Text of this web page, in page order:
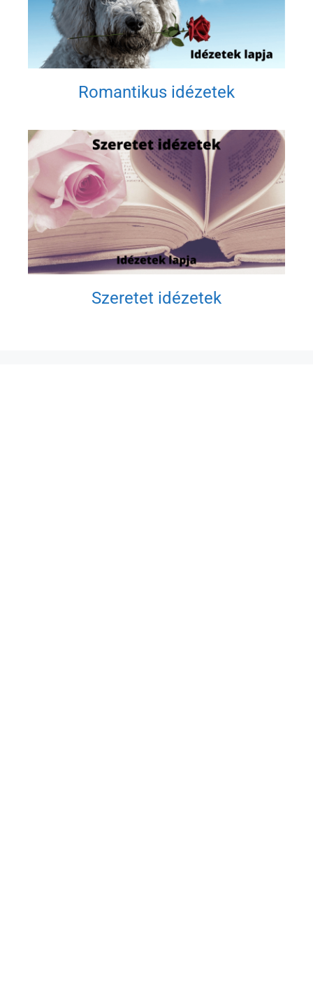
Romantikus idézetek
Szeretet idézetek